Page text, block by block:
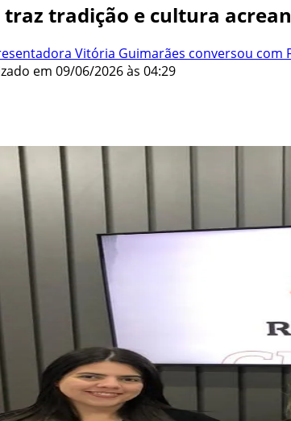
tradição e cultura
Vitória Guimarães conversou
em 09/06/2026 às 04:29